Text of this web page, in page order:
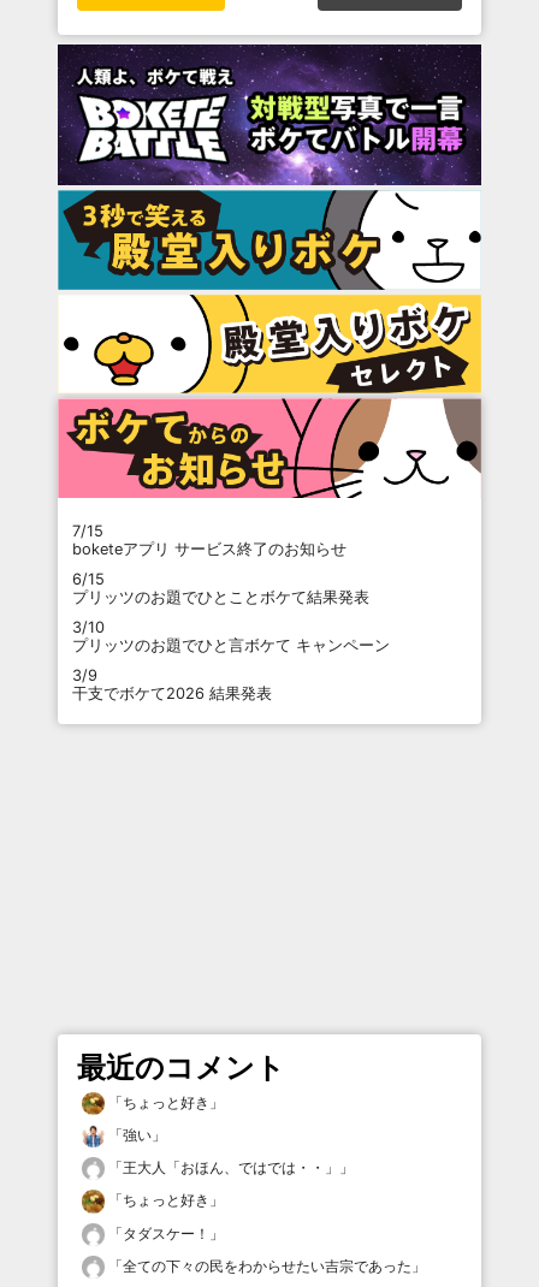
7/15
boketeアプリ サービス終了のお知らせ
6/15
プリッツのお題でひとことボケて結果発表
3/10
プリッツのお題でひと言ボケて キャンペーン
3/9
干支でボケて2026 結果発表
最近のコメント
「ちょっと好き 」
「強い 」
「王大人「おほん、ではでは・・」
」
「ちょっと好き 」
「タダスケー！ 」
「全ての下々の民をわからせたい吉宗であった 」